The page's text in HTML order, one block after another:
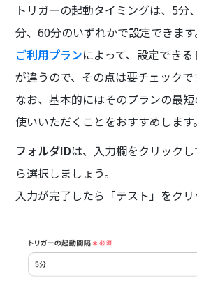
トリガーの起動タイミングは、5分
分、60分のいずれかで設定できます
ご利用プランによって、設定でき
が違うので、その点は要チェックで
なお、基本的にはそのプランの最
使いいただくことをおすすめします。
フォルダIDは、入力欄をクリック
ら選択しましょう。
入力が完了したら「テスト」をクリ